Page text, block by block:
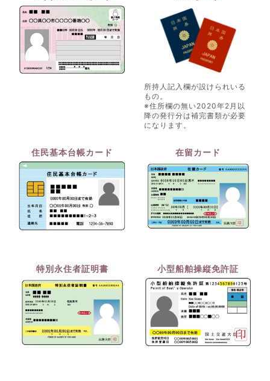
所持人記入欄が設けられいる
もの。
※住所欄の無い2020年2月以
降の発行分は補完書類が必要
になります。
住民基本台帳カード 在留カード
特別永住者証明書 小型船舶操縦免許証